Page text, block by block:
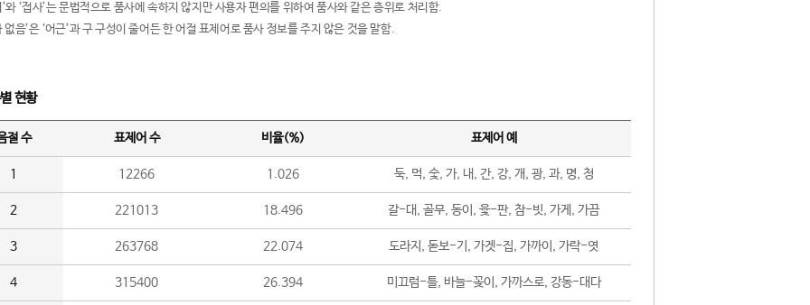
와 ‘접사’는 문법적으로 품사에 속하지 않지만 사용자 편의를 위하여 품사와 같은 층위로 처리함.
없음’은 ‘어근’과 구 구성이 줄어든 한 어절 표제어로 품사 정보를 주지 않은 것을 말함.
현황
절 수 표제어 수 비율(%) 표제어 예
1 12266 1.026 둑, 먹, 숯, 가, 내, 간, 강, 개, 광, 과, 명, 청
2 221013 18.496 갈-대, 골무, 동이, 윷-판, 참-빗, 가게, 가끔
3 263768 22.074 도라지, 돋보-기, 가겟-집, 가까이, 가락-엿
4 315400 26.394 미끄럼-틀, 바늘-꽂이, 가까스로, 강동-대다